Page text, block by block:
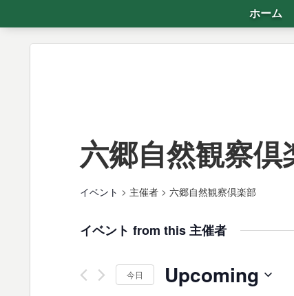
ホーム
六郷自然観察倶
イベント 主催者 六郷自然観察倶楽部
イベント from this 主催者
今日 Upcoming